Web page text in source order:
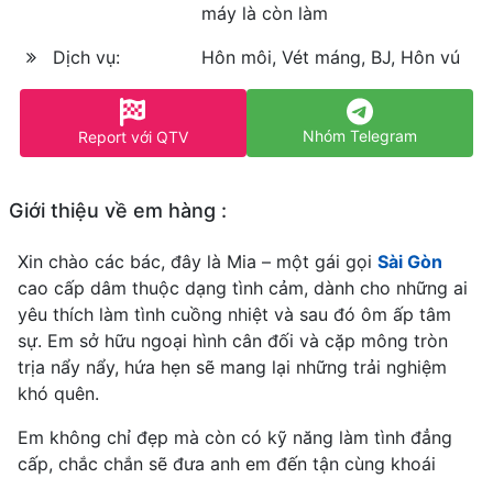
máy là còn làm
Dịch vụ:
Hôn môi, Vét máng, BJ, Hôn vú
Report với QTV Nhóm Telegram
Giới thiệu về em hàng :
Xin chào các bác, đây là Mia – một gái gọi Sài Gòn
cao cấp dâm thuộc dạng tình cảm, dành cho những ai
yêu thích làm tình cuồng nhiệt và sau đó ôm ấp tâm
sự. Em sở hữu ngoại hình cân đối và cặp mông tròn
trịa nẩy nẩy, hứa hẹn sẽ mang lại những trải nghiệm
khó quên.
Em không chỉ đẹp mà còn có kỹ năng làm tình đẳng
cấp, chắc chắn sẽ đưa anh em đến tận cùng khoái